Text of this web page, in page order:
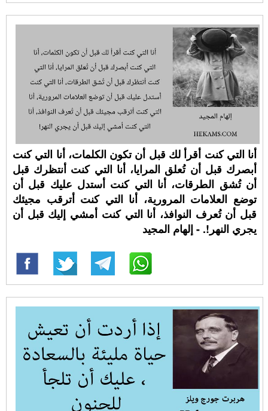
أنا التي كنت أقرأ لك قبل أن تكون الكلمات، أنا التي كنت
أبصرك قبل أن تُعلق المرايا، أنا التي كنت أنتظرك قبل
أن تُشق الطرقات، أنا التي كنت أستدل عليك قبل أن
توضع العلامات المرورية، أنا التي كنت أترقب مجيئك
قبل أن تُعرف النوافذ، أنا التي كنت أمشي إليك قبل أن
يجري النهر!. - إلهام المجيد